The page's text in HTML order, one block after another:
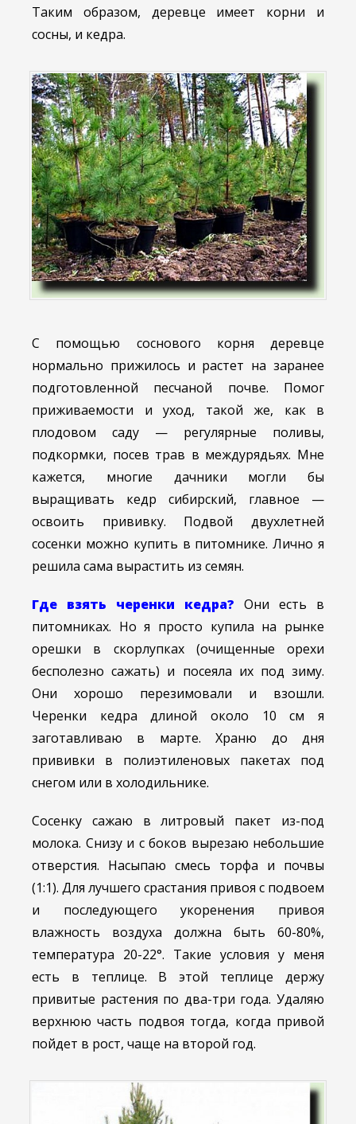
Таким образом, деревце имеет корни и
сосны, и кедра.
С помощью соснового корня деревце
нормально прижилось и растет на заранее
подготовленной песчаной почве. Помог
приживаемости и уход, такой же, как в
плодовом саду — регулярные поливы,
подкормки, посев трав в междурядьях. Мне
кажется, многие дачники могли бы
выращивать кедр сибирский, главное —
освоить прививку. Подвой двухлетней
сосенки можно купить в питомнике. Лично я
решила сама вырастить из семян.
Где взять черенки кедра? Они есть в
питомниках. Но я просто купила на рынке
орешки в скорлупках (очищенные орехи
бесполезно сажать) и посеяла их под зиму.
Они хорошо перезимовали и взошли.
Черенки кедра длиной около 10 см я
заготавливаю в марте. Храню до дня
прививки в полиэтиленовых пакетах под
снегом или в холодильнике.
Сосенку сажаю в литровый пакет из-под
молока. Снизу и с боков вырезаю небольшие
отверстия. Насыпаю смесь торфа и почвы
(1:1). Для лучшего срастания привоя с подвоем
и последующего укоренения привоя
влажность воздуха должна быть 60-80%,
температура 20-22°. Такие условия у меня
есть в теплице. В этой теплице держу
привитые растения по два-три года. Удаляю
верхнюю часть подвоя тогда, когда привой
пойдет в рост, чаще на второй год.